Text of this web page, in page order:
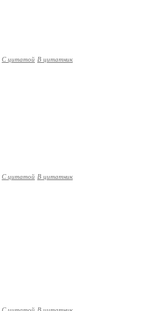
С цитатой В цитатник
С цитатой В цитатник